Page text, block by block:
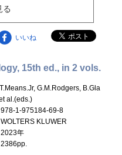
る
いいね
15th ed., in 2 vols.
G.M.Rodgers, B.Gla
al.(eds.)
978-1-975184-69-8
WOLTERS KLUWER
2023年
2386pp.